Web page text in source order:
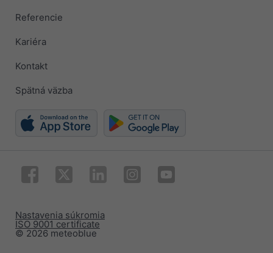
Referencie
Kariéra
Kontakt
Spätná väzba
© 2026 meteoblue
ISO 9001 certificate
Nastavenia súkromia